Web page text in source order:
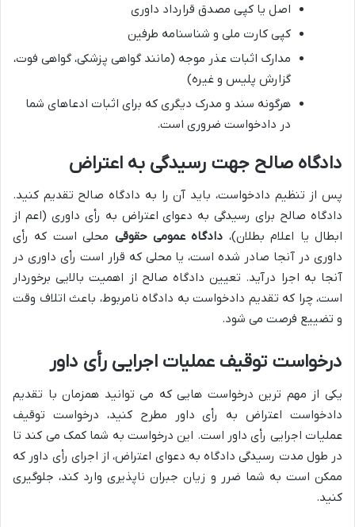
اصل یا کپی مصدق قرارداد داوری
کپی کارت ملی و شناسنامه طرفین
مدارک اثبات عذر موجه (مانند گواهی پزشکی، گواهی فوت،
گزارش پلیس و غیره)
هرگونه سند و مدرک دیگری که برای اثبات ادعاهای شما
در دادخواست ضروری است.
دادگاه صالح جهت رسیدگی به اعتراض
پس از تنظیم دادخواست، باید آن را به دادگاه صالح تقدیم کنید.
دادگاه صالح برای رسیدگی به دعوای اعتراض به رأی داوری (اعم از
ابطال یا اعلام بطلان)، دادگاه عمومی حقوقی محلی است که رأی
داوری در آنجا صادر شده است، یا محلی که قرار است رأی داوری در
آنجا به اجرا درآید. تعیین دادگاه صالح از اهمیت بالایی برخوردار
است، چرا که تقدیم دادخواست به دادگاه نامربوط، باعث اتلاف وقت
و تضییع فرصت می شود.
درخواست توقیف عملیات اجرایی رأی داور
یکی از مهم ترین درخواست هایی که می توانید همزمان با تقدیم
دادخواست اعتراض به رأی داور مطرح کنید، درخواست توقیف
عملیات اجرایی رأی داور است. این درخواست به شما کمک می کند تا
در طول مدت رسیدگی دادگاه به دعوای اعتراض، از اجرای رأی داور که
ممکن است به شما ضرر و زیان جبران ناپذیری وارد کند، جلوگیری
کنید.